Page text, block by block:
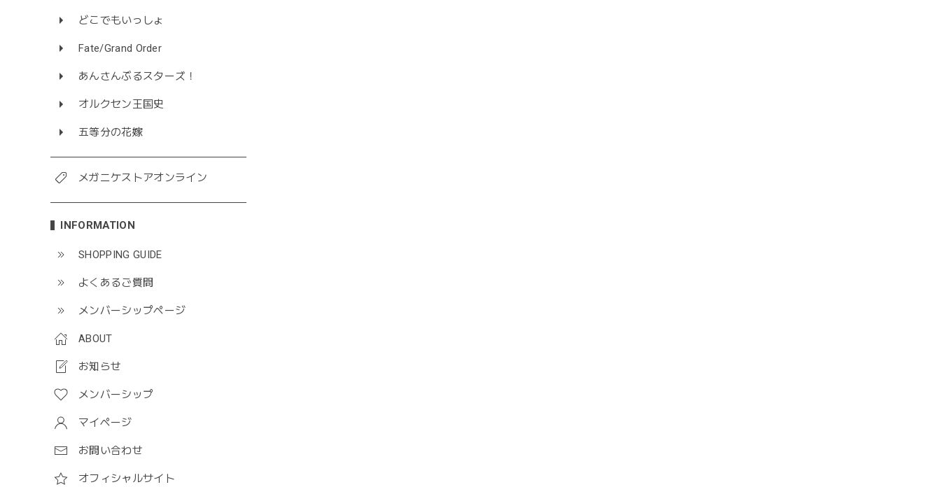
どこでもいっしょ
Fate/Grand Order
あんさんぶるスターズ！
オルクセン王国史
五等分の花嫁
メガニケストアオンライン
INFORMATION
SHOPPING GUIDE
よくあるご質問
メンバーシップページ
ABOUT
お知らせ
メンバーシップ
マイページ
お問い合わせ
オフィシャルサイト